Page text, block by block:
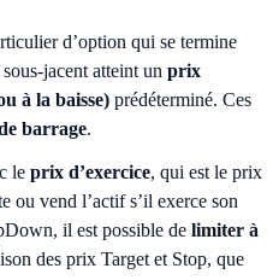
d’option qui se termine
jacent atteint un prix
à la baisse) prédéterminé. Ces
barrage.
le prix d’exercice, qui est le prix
ou vend l’actif s’il exerce son
il est possible de limiter à
des prix Target et Stop, que